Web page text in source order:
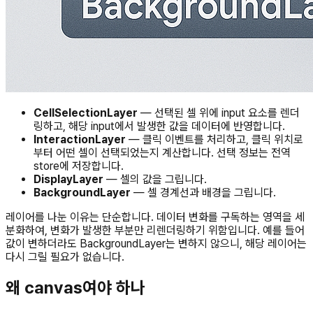
CellSelectionLayer — 선택된 셀 위에 input 요소를 렌더
링하고, 해당 input에서 발생한 값을 데이터에 반영합니다.
InteractionLayer — 클릭 이벤트를 처리하고, 클릭 위치로
부터 어떤 셀이 선택되었는지 계산합니다. 선택 정보는 전역
store에 저장합니다.
DisplayLayer — 셀의 값을 그립니다.
BackgroundLayer — 셀 경계선과 배경을 그립니다.
레이어를 나눈 이유는 단순합니다. 데이터 변화를 구독하는 영역을 세
분화하여, 변화가 발생한 부분만 리렌더링하기 위함입니다. 예를 들어
값이 변하더라도 BackgroundLayer는 변하지 않으니, 해당 레이어는
다시 그릴 필요가 없습니다.
왜 canvas여야 하나